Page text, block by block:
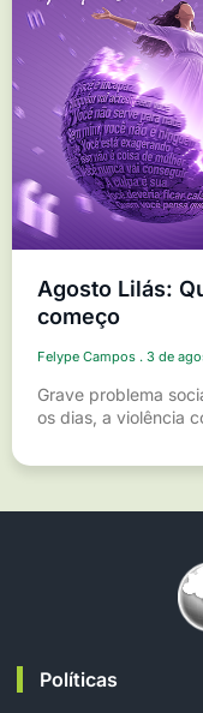
Agosto Lilás:
começo
Felype Campos 3 de
Grave problema
os dias, a violência
Políticas